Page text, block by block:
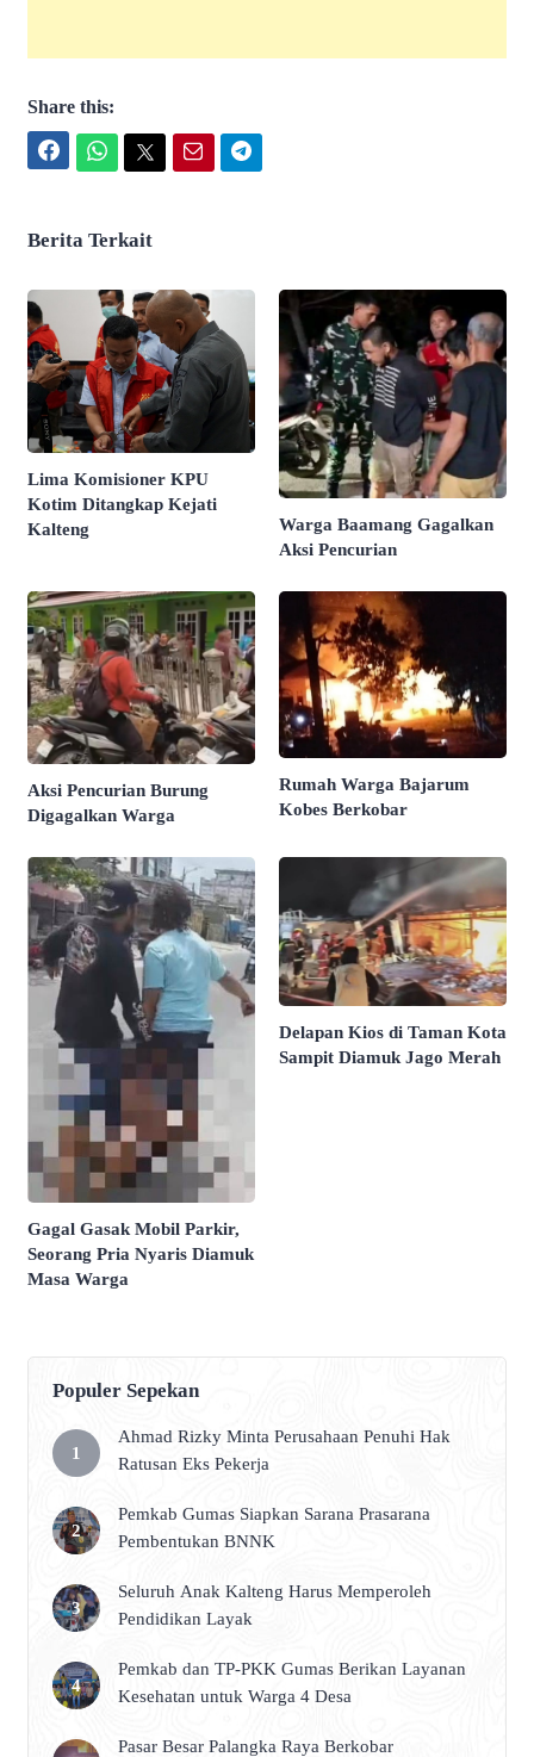
Share this:
Berita Terkait
Lima Komisioner KPU
Kotim Ditangkap Kejati
Kalteng
Warga Baamang Gagalkan
Aksi Pencurian
Aksi Pencurian Burung
Digagalkan Warga
Rumah Warga Bajarum
Kobes Berkobar
Gagal Gasak Mobil Parkir,
Seorang Pria Nyaris Diamuk
Masa Warga
Delapan Kios di Taman Kota
Sampit Diamuk Jago Merah
Populer Sepekan
Ahmad Rizky Minta Perusahaan Penuhi Hak
Ratusan Eks Pekerja
Pemkab Gumas Siapkan Sarana Prasarana
Pembentukan BNNK
Seluruh Anak Kalteng Harus Memperoleh
Pendidikan Layak
Pemkab dan TP-PKK Gumas Berikan Layanan
Kesehatan untuk Warga 4 Desa
Pasar Besar Palangka Raya Berkobar